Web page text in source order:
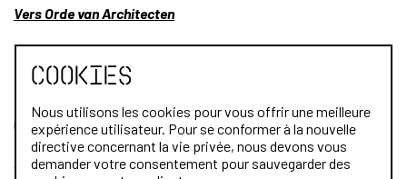
Vers Orde van Architecten
Qui sommes-nous?
Architectes
Cookies
Nous utilisons les cookies pour vous offrir une meilleure
expérience utilisateur. Pour se conformer à la nouvelle
directive concernant la vie privée, nous devons vous
demander votre consentement pour sauvegarder des